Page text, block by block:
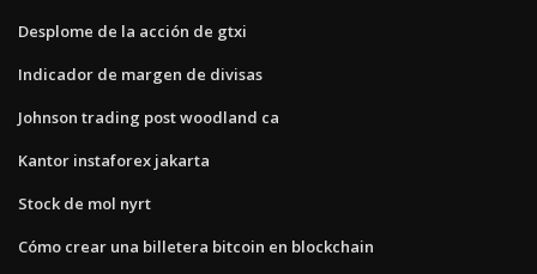
Desplome de la acción de gtxi
Indicador de margen de divisas
Johnson trading post woodland ca
Kantor instaforex jakarta
Stock de mol nyrt
Cómo crear una billetera bitcoin en blockchain